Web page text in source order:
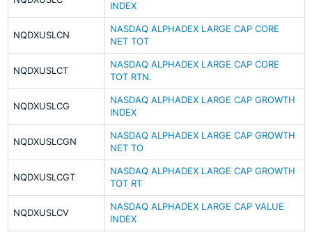
INDEX
NQDXUSLCN
NASDAQ ALPHADEX LARGE CAP CORE
NET TOT
NQDXUSLCT
NASDAQ ALPHADEX LARGE CAP CORE
TOT RTN.
NQDXUSLCG
NASDAQ ALPHADEX LARGE CAP GROWTH
INDEX
NQDXUSLCGN
NASDAQ ALPHADEX LARGE CAP GROWTH
NET TO
NQDXUSLCGT
NASDAQ ALPHADEX LARGE CAP GROWTH
TOT RT
NQDXUSLCV
NASDAQ ALPHADEX LARGE CAP VALUE
INDEX